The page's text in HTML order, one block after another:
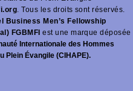
. Tous les droits sont réservés.
Business Men’s Fellowship
FGBMFI est une marque déposée
Internationale des Hommes
Plein Évangile (CIHAPE).